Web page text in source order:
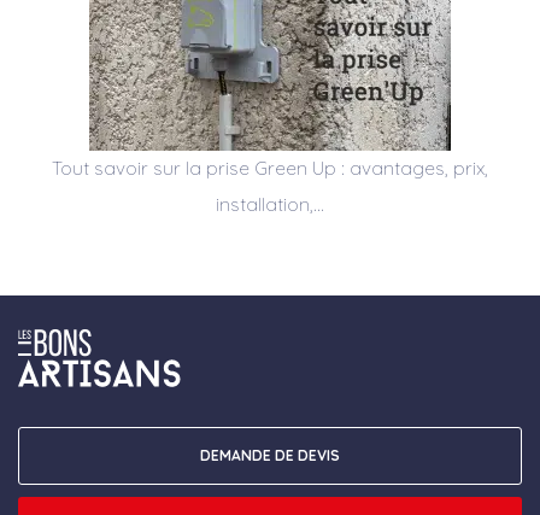
Tout savoir sur la prise Green Up : avantages, prix,
installation,…
DEMANDE DE DEVIS